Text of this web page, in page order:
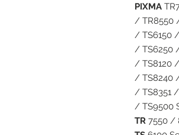
PIXMA
/ TR8550
/ TS6150
/ TS6250
/ TS8120
/ TS8240
/ TS8351
/ TS9500
TR 7550 /